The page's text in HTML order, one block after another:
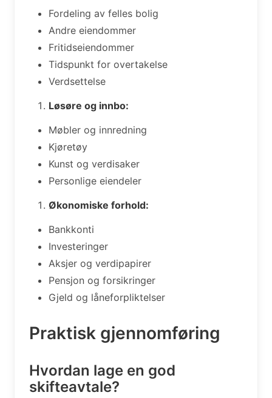
Fordeling av felles bolig
Andre eiendommer
Fritidseiendommer
Tidspunkt for overtakelse
Verdsettelse
Løsøre og innbo:
Møbler og innredning
Kjøretøy
Kunst og verdisaker
Personlige eiendeler
Økonomiske forhold:
Bankkonti
Investeringer
Aksjer og verdipapirer
Pensjon og forsikringer
Gjeld og låneforpliktelser
Praktisk gjennomføring
Hvordan lage en god
skifteavtale?